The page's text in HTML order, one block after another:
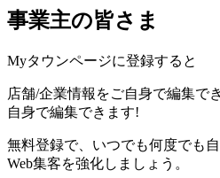
事業主の皆さま
Myタウンページに登録すると
店舗/企業情報をご自身で編集で
自身で編集できます!
無料登録で、いつでも何度でも
Web集客を強化しましょう。